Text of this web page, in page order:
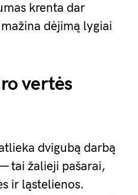
krenta dar
dėjimą lygiai
vertės
dvigubą darbą
tai žalieji pašarai,
ir ląstelienos.